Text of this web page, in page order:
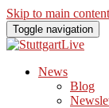
Skip to main content
Toggle navigation
News
Blog